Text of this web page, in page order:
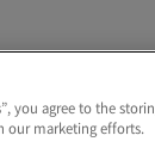
you agree to the
our marketing efforts.